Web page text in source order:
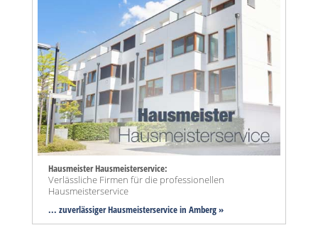
Hausmeister Hausmeisterservice:
Verlässliche Firmen für die professionellen
Hausmeisterservice
... zuverlässiger Hausmeisterservice in Amberg »